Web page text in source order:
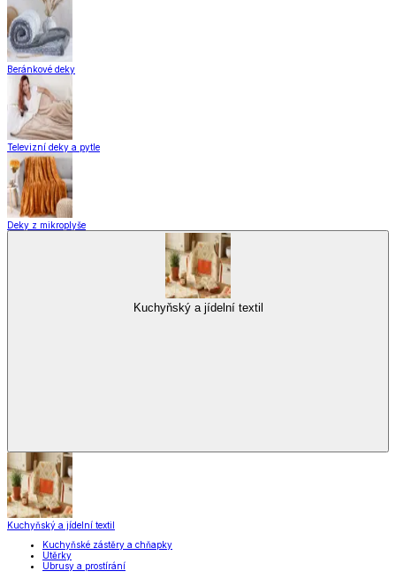
Beránkové deky
Televizní deky a pytle
Deky z mikroplyše
Kuchyňský a jídelní textil
Kuchyňský a jídelní textil
Kuchyňské zástěry a chňapky
Utěrky
Ubrusy a prostírání